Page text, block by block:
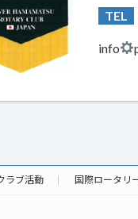
TEL
info
ラブ活動 国際ロータリ